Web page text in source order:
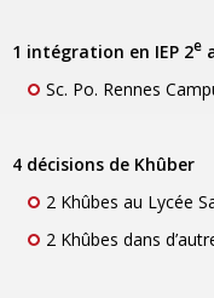
1 intégration en IEP 2e
Sc. Po. Rennes
4 décisions de Khûber
2 Khûbes au Lycée
2 Khûbes dans